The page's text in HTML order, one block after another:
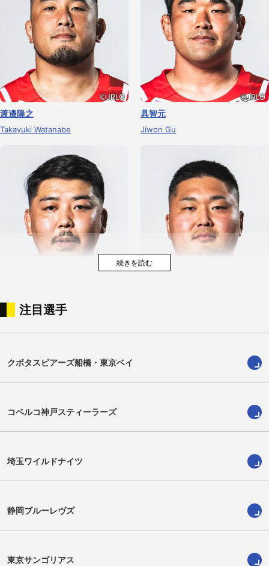
渡邉隆之
Takayuki Watanabe
具智元
Jiwon Gu
髙尾時流
森脇光
Hikaru Moriwaki Kauvaka Kaivelata
注目選手
クボタスピアーズ船橋・東京ベイ
コベルコ神戸スティーラーズ
埼玉ワイルドナイツ
静岡ブルーレヴズ
東京サンゴリアス